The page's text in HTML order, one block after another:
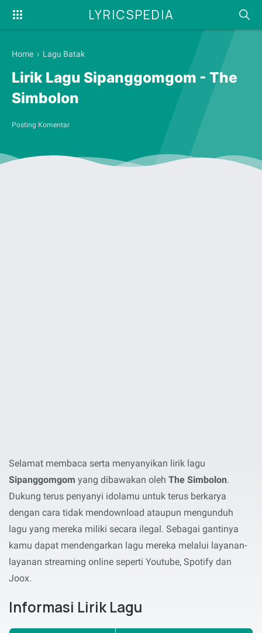
LYRICSPEDIA
Home › Lagu Batak
Lirik Lagu Sipanggomgom - The
Simbolon
Posting Komentar
Selamat membaca serta menyanyikan lirik lagu
Sipanggomgom yang dibawakan oleh The Simbolon.
Dukung terus penyanyi idolamu untuk terus berkarya
dengan cara tidak mendownload ataupun mengunduh
lagu yang mereka miliki secara ilegal. Sebagai gantinya
kamu dapat mendengarkan lagu mereka melalui layanan-
layanan streaming online seperti Youtube, Spotify dan
Joox.
Informasi Lirik Lagu